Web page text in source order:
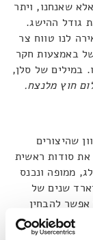
אלא שאנחנו, ויתר
גודל ההישג.
לנו טווח צר
באמצעות חקר
במילים של סלן,
חוץ מלנצח.
שהיצורים
את סודות ראשית
ממופה ונכנס
שנים של
להבחין
ניתן
הישרדותיים.